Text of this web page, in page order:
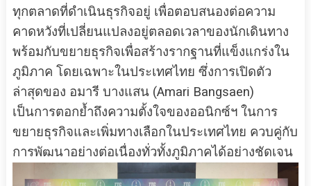
ทุกตลาดที่ดำเนินธุรกิจอยู่ เพื่อตอบสนองต่อความ
คาดหวังที่เปลี่ยนแปลงอยู่ตลอดเวลาของนักเดินทาง
พร้อมกับขยายธุรกิจเพื่อสร้างรากฐานที่แข็งแกร่งใน
ภูมิภาค โดยเฉพาะในประเทศไทย ซึ่งการเปิดตัว
ล่าสุดของ อมารี บางแสน (Amari Bangsaen)
เป็นการตอกย้ำถึงความตั้งใจของออนิกซ์ฯ ในการ
ขยายธุรกิจและเพิ่มทางเลือกในประเทศไทย ควบคู่กับ
การพัฒนาอย่างต่อเนื่องทั่วทั้งภูมิภาคได้อย่างชัดเจน